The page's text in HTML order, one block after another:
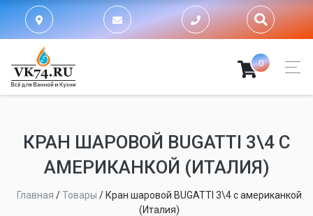
0
КРАН ШАРОВОЙ BUGATTI 3\4 С
АМЕРИКАНКОЙ (ИТАЛИЯ)
Главная /Товары / Кран шаровой BUGATTI 3\4 с американкой
(Италия)